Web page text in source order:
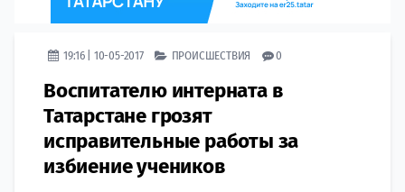
19:16 | 10-05-2017 ПРОИСШЕСТВИЯ 0
Воспитателю интерната в
Татарстане грозят
исправительные работы за
избиение учеников